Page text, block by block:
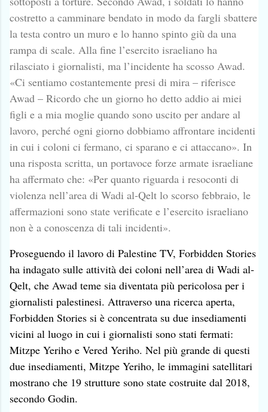
costretto a camminare bendato in modo da fargli sbattere
la testa contro un muro e lo hanno spinto giù da una
rampa di scale. Alla fine l’esercito israeliano ha
rilasciato i giornalisti, ma l’incidente ha scosso Awad.
«Ci sentiamo costantemente presi di mira – riferisce
Awad – Ricordo che un giorno ho detto addio ai miei
figli e a mia moglie quando sono uscito per andare al
lavoro, perché ogni giorno dobbiamo affrontare incidenti
in cui i coloni ci fermano, ci sparano e ci attaccano». In
una risposta scritta, un portavoce forze armate israeliane
ha affermato che: «Per quanto riguarda i resoconti di
violenza nell’area di Wadi al-Qelt lo scorso febbraio, le
affermazioni sono state verificate e l’esercito israeliano
non è a conoscenza di tali incidenti».
Proseguendo il lavoro di Palestine TV, Forbidden Stories
ha indagato sulle attività dei coloni nell’area di Wadi al-
Qelt, che Awad teme sia diventata più pericolosa per i
giornalisti palestinesi. Attraverso una ricerca aperta,
Forbidden Stories si è concentrata su due insediamenti
vicini al luogo in cui i giornalisti sono stati fermati:
Mitzpe Yeriho e Vered Yeriho. Nel più grande di questi
due insediamenti, Mitzpe Yeriho, le immagini satellitari
mostrano che 19 strutture sono state costruite dal 2018,
secondo Godin.